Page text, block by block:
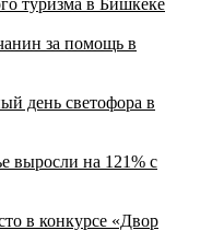
за помощь в
день светофора в
выросли на 121% с
в конкурсе «Двор